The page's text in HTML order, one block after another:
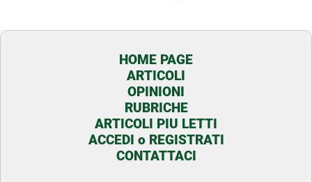
HOME PAGE
ARTICOLI
OPINIONI
RUBRICHE
ARTICOLI PIU LETTI
ACCEDI o REGISTRATI
CONTATTACI